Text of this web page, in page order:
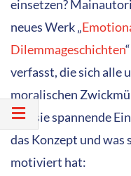
einsetzen?
neues Werk „
Dilemmageschichten
verfasst, die sich alle
moralischen
gibt sie spannende
das Konzept und was
motiviert hat: